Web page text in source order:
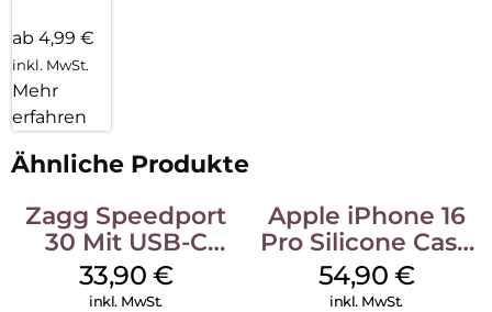
ab 4,99 €
inkl. MwSt.
Mehr
erfahren
Ähnliche Produkte
Zagg Speedport
30 Mit USB-C
Kabel Weiß
33,90 €
inkl. MwSt.
Apple iPhone 16
Pro Silicone Case
MagSafe Black
54,90 €
inkl. MwSt.